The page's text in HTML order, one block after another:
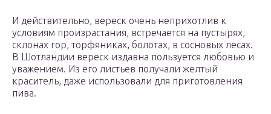
И действительно, вереск очень неприхотлив к
условиям произрастания, встречается на пустырях,
склонах гор, торфяниках, болотах, в сосновых лесах.
В Шотландии вереск издавна пользуется любовью и
уважением. Из его листьев получали желтый
краситель, даже использовали для приготовления
пива.